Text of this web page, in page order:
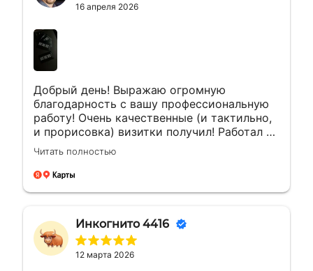
16 апреля 2026
Добрый день! Выражаю огромную
благодарность с вашу профессиональную
работу! Очень качественные (и тактильно,
и прорисовка) визитки получил! Работал с
менеджером Еленой. Ей отдельная
благодарность за мгновенные ответы и
полное сопровождение заказа!
Читать полностью
Инкогнито 4416
12 марта 2026